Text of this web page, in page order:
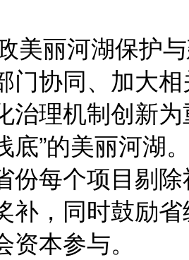
美丽河湖保护
门协同、加大
治理机制创新
底”的美丽河湖
份每个项目剔
补，同时鼓励
本参与。